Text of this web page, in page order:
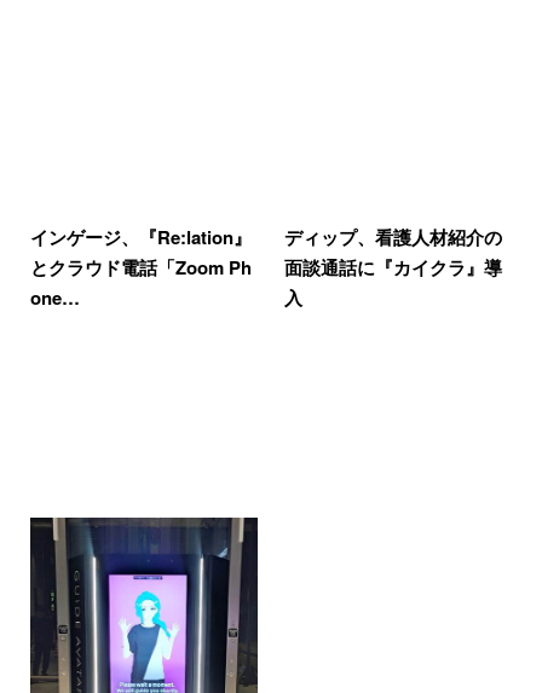
インゲージ、『Re:lation』
とクラウド電話「Zoom Ph
one…
ディップ、看護人材紹介の
面談通話に『カイクラ』導
入